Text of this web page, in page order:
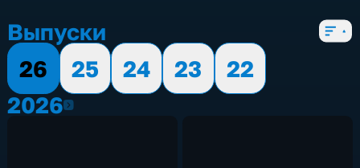
Выпуски
26
25 24 23
22
20262026